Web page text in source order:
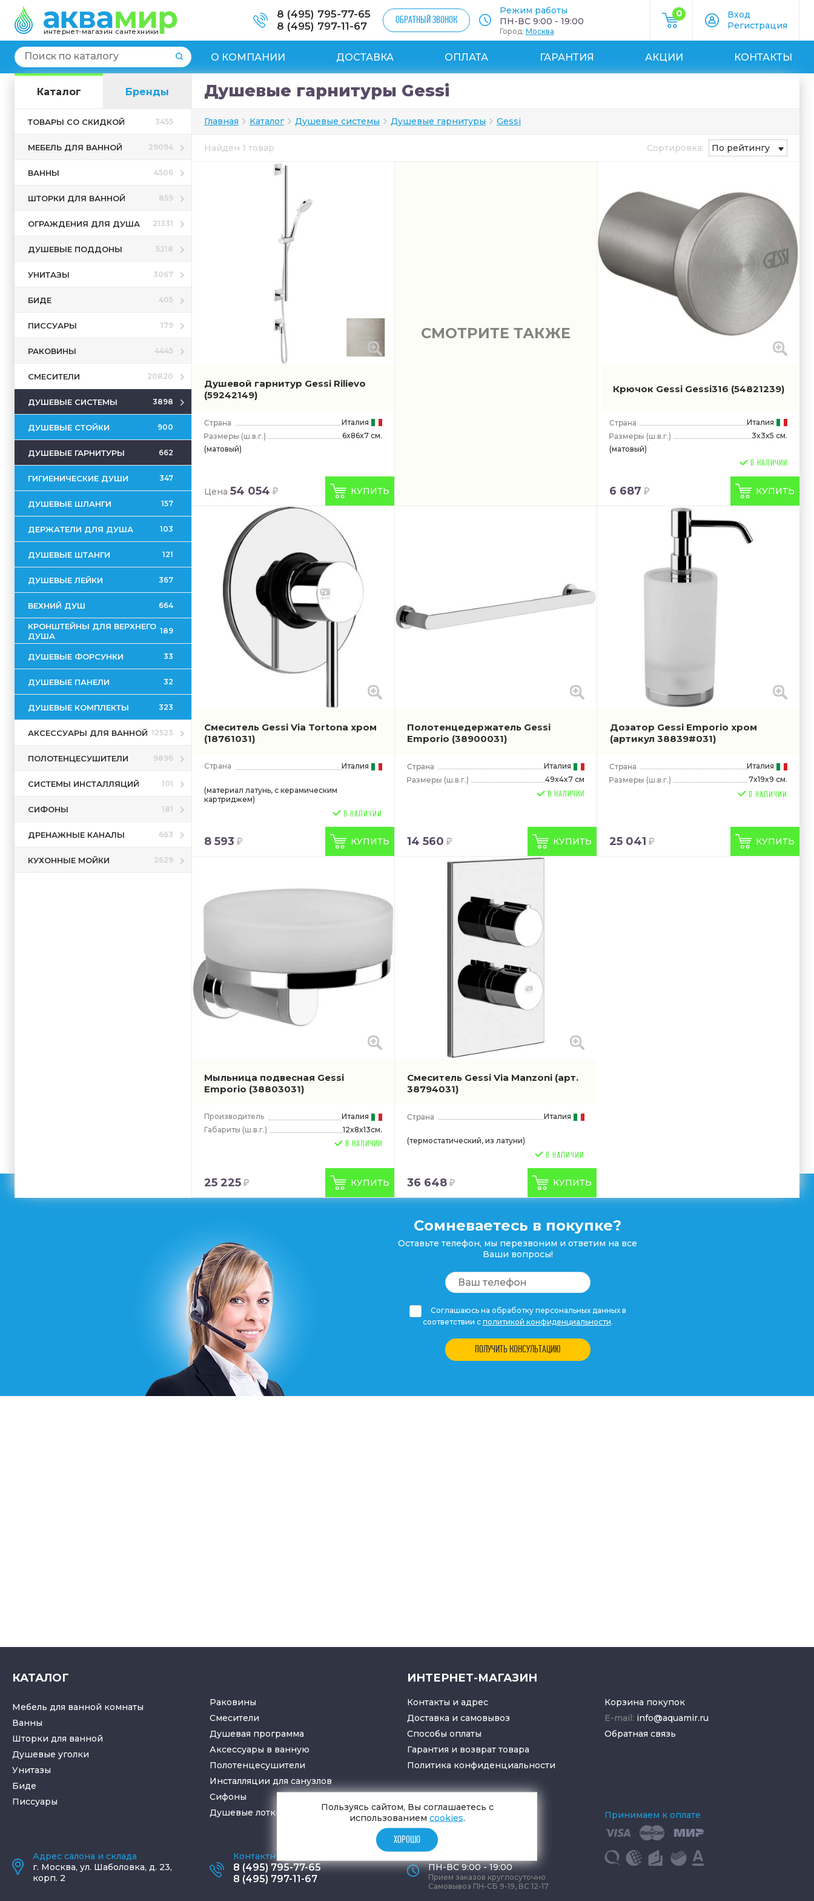
интернет-магазин сантехники
8 (495) 795-77-65
8 (495) 797-11-67
ОБРАТНЫЙ ЗВОНОК
Режим работы
ПН-ВС 9:00 - 19:00
Город: Москва
0
Вход
Регистрация
О КОМПАНИИ ДОСТАВКА ОПЛАТА ГАРАНТИЯ АКЦИИ КОНТАКТЫ
Каталог Бренды
ТОВАРЫ СО СКИДКОЙ 3455
МЕБЕЛЬ ДЛЯ ВАННОЙ 29094
ВАННЫ 4506
ШТОРКИ ДЛЯ ВАННОЙ 859
ОГРАЖДЕНИЯ ДЛЯ ДУША 21331
ДУШЕВЫЕ ПОДДОНЫ 5218
УНИТАЗЫ 3067
БИДЕ 405
ПИССУАРЫ 179
РАКОВИНЫ 4445
СМЕСИТЕЛИ 20820
ДУШЕВЫЕ СИСТЕМЫ 3898
ДУШЕВЫЕ СТОЙКИ 900
ДУШЕВЫЕ ГАРНИТУРЫ 662
ГИГИЕНИЧЕСКИЕ ДУШИ 347
ДУШЕВЫЕ ШЛАНГИ 157
ДЕРЖАТЕЛИ ДЛЯ ДУША 103
ДУШЕВЫЕ ШТАНГИ 121
ДУШЕВЫЕ ЛЕЙКИ 367
ВЕХНИЙ ДУШ 664
КРОНШТЕЙНЫ ДЛЯ ВЕРХНЕГО
ДУША
189
ДУШЕВЫЕ ФОРСУНКИ 33
ДУШЕВЫЕ ПАНЕЛИ 32
ДУШЕВЫЕ КОМПЛЕКТЫ 323
АКСЕССУАРЫ ДЛЯ ВАННОЙ 12523
ПОЛОТЕНЦЕСУШИТЕЛИ 9896
СИСТЕМЫ ИНСТАЛЛЯЦИЙ 101
СИФОНЫ 181
ДРЕНАЖНЫЕ КАНАЛЫ 663
КУХОННЫЕ МОЙКИ 2629
Душевые гарнитуры Gessi
Главная Каталог Душевые системы Душевые гарнитуры Gessi
Найден 1 товар Сортировка: По рейтингу
Душевой гарнитур Gessi Rilievo
(59242149)
Италия
(ш.в.г.)
6x86x7 см.
(матовый)
Цена 54 054 КУПИТЬ
СМОТРИТЕ ТАКЖЕ
Крючок Gessi Gessi316 (54821239)
Италия
(ш.в.г.)
3x3x5 см.
(матовый)
В НАЛИЧИИ
6 687 КУПИТЬ
Смеситель Gessi Via Tortona хром
(18761031)
Страна Италия
(материал латунь, с керамическим
картриджем)
8 593 КУПИТЬ
Полотенцедержатель Gessi
Emporio (38900031)
Италия
(ш.в.г.)
49x4x7 см
В НАЛИЧИИ
14 560 КУПИТЬ
Дозатор Gessi Emporio хром
(артикул 38839#031)
Италия
(ш.в.г.)
7x19x9 см.
25 041 КУПИТЬ
Мыльница подвесная Gessi
Emporio (38803031)
Производитель
Италия
Габариты (ш.в.г.)
12x8x13см.
В НАЛИЧИИ
25 225 КУПИТЬ
Смеситель Gessi Via Manzoni (арт.
38794031)
Италия
(термостатический, из латуни)
36 648 КУПИТЬ
Сомневаетесь в покупке?
Оставьте телефон, мы перезвоним и ответим на все
Ваши вопросы!
Соглашаюсь на обработку персональных данных в
соответствии с политикой конфиденциальности.
ПОЛУЧИТЬ КОНСУЛЬТАЦИЮ
КАТАЛОГ
Мебель для ванной комнаты
Ванны
Шторки для ванной
Душевые уголки
Унитазы
Биде
Писсуары
Раковины
Смесители
Душевая программа
Аксессуары в ванную
Полотенцесушители
Инсталляции для санузлов
Cифоны
Душевые лотки
ИНТЕРНЕТ-МАГАЗИН
Контакты и адрес
Доставка и самовывоз
Способы оплаты
Гарантия и возврат товара
Политика конфиденциальности
Корзина покупок
E-mail: info@aquamir.ru
Обратная связь
Адрес салона и склада
г. Москва, ул. Шаболовка, д. 23,
корп. 2
Контактные телефоны
8 (495) 795-77-65
8 (495) 797-11-67
ПН-ВС 9:00 - 19:00
Прием заказов круглосуточно
Самовывоз ПН-СБ 9-19, ВС 12-17
Принимаем к оплате
Пользуясь сайтом, Вы соглашаетесь с
использованием cookies.
ХОРОШО